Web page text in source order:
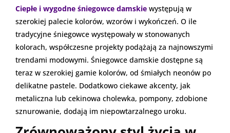
Ciepłe i wygodne śniegowce damskie występują w
szerokiej palecie kolorów, wzorów i wykończeń. O ile
tradycyjne śniegowce występowały w stonowanych
kolorach, współczesne projekty podążają za najnowszymi
trendami modowymi. Śniegowce damskie dostępne są
teraz w szerokiej gamie kolorów, od śmiałych neonów po
delikatne pastele. Dodatkowo ciekawe akcenty, jak
metaliczna lub cekinowa cholewka, pompony, zdobione
sznurowanie, dodają im niepowtarzalnego uroku.